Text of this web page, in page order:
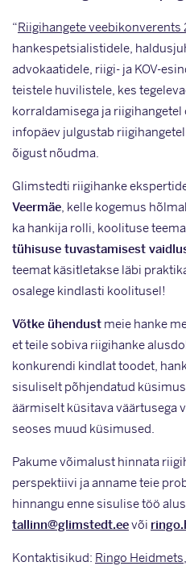
“Riigihangete veebikonverents
hankespetsialistidele,
advokaatidele, riigi- ja KOV-
teistele huvilistele, kes
korraldamisega ja
infopäev julgustab
õigust nõudma.
Glimstedti riigihanke
Veermäe, kelle kogemus
ka hankija rolli, koolituse
tühisuse tuvastamisest
teemat käsitletakse läbi
osalege kindlasti koolitusel!
Võtke ühendust meie hanke
et teile sobiva riigihanke
konkurendi kindlat toodet,
sisuliselt põhjendatud
äärmiselt küsitava väärtusega
seoses muud küsimused.
Pakume võimalust hinnata
perspektiivi ja anname teie
hinnangu enne sisulise töö
tallinn@glimstedt.eevõi
Kontaktisikud: Ringo Heidmets,